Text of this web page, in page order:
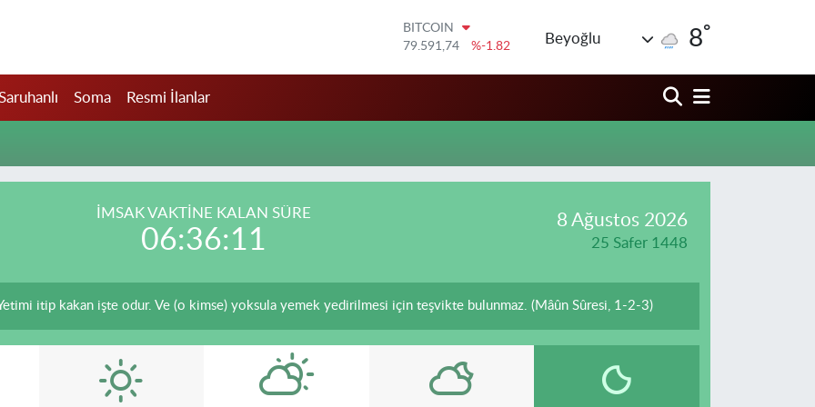
BITCOIN
79.591,74
%-1.82
53,38690
%0.19
Beyoğlu 8°
Soma Resmi İlanlar
İMSAK VAKTİNE KALAN SÜRE
06:36:11
8 Ağustos 2026
25 Safer 1448
itip kakan işte odur. Ve (o kimse) yoksula yemek yedirilmesi için teşvikte bulunmaz. (Mâûn Sûresi, 1-2-3)